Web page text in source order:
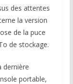
des attentes
la version
de la puce
de stockage.
dernière
portable,